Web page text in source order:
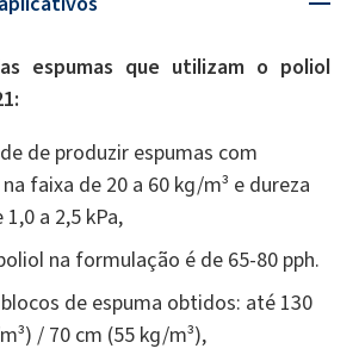
espumas que utilizam o poliol
de produzir espumas com
faixa de 20 a 60 kg/m³ e dureza
a 2,5 kPa,
na formulação é de 65-80 pph.
de espuma obtidos: até 130
/ 70 cm (55 kg/m³),